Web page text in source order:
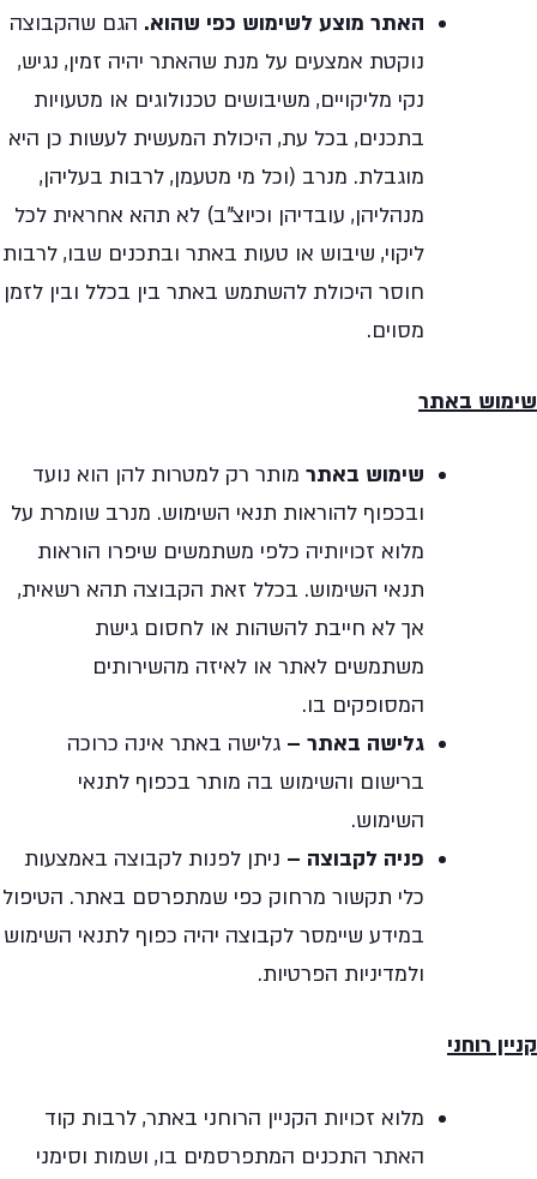
האתר מוצע לשימוש כפי שהוא. הגם שהקבוצה
נוקטת אמצעים על מנת שהאתר יהיה זמין, נגיש,
נקי מליקויים, משיבושים טכנולוגים או מטעויות
בתכנים, בכל עת, היכולת המעשית לעשות כן היא
מוגבלת. מנרב (וכל מי מטעמן, לרבות בעליהן,
מנהליהן, עובדיהן וכיוצ"ב) לא תהא אחראית לכל
ליקוי, שיבוש או טעות באתר ובתכנים שבו, לרבות
חוסר היכולת להשתמש באתר בין בכלל ובין לזמן
מסוים.
שימוש באתר
שימוש באתר מותר רק למטרות להן הוא נועד
ובכפוף להוראות תנאי השימוש. מנרב שומרת על
מלוא זכויותיה כלפי משתמשים שיפרו הוראות
תנאי השימוש. בכלל זאת הקבוצה תהא רשאית,
אך לא חייבת להשהות או לחסום גישת
משתמשים לאתר או לאיזה מהשירותים
המסופקים בו.
גלישה באתר – גלישה באתר אינה כרוכה
ברישום והשימוש בה מותר בכפוף לתנאי
השימוש.
פניה לקבוצה – ניתן לפנות לקבוצה באמצעות
כלי תקשור מרחוק כפי שמתפרסם באתר. הטיפול
במידע שיימסר לקבוצה יהיה כפוף לתנאי השימוש
ולמדיניות הפרטיות.
קניין רוחני
מלוא זכויות הקניין הרוחני באתר, לרבות קוד
האתר התכנים המתפרסמים בו, ושמות וסימני